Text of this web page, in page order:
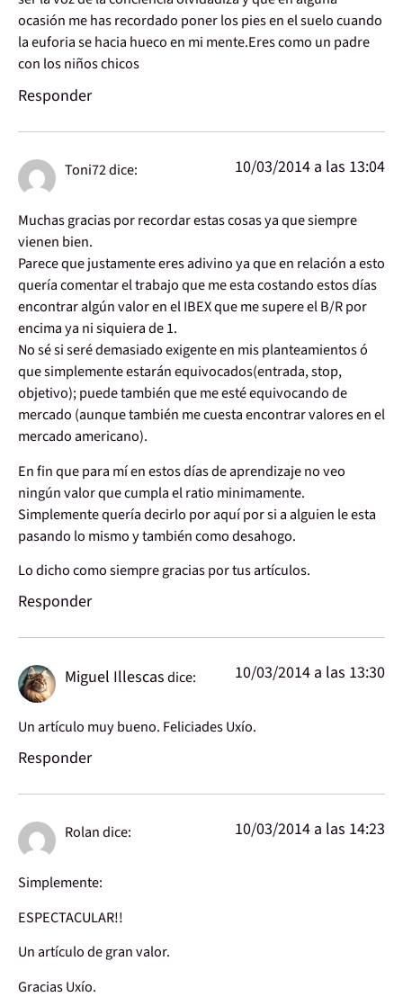
ocasión me has recordado poner los pies en el suelo cuando
la euforia se hacia hueco en mi mente.Eres como un padre
con los niños chicos
Responder
Toni72dice: 10/03/2014 a las 13:04
Muchas gracias por recordar estas cosas ya que siempre
vienen bien.
Parece que justamente eres adivino ya que en relación a esto
quería comentar el trabajo que me esta costando estos días
encontrar algún valor en el IBEX que me supere el B/R por
encima ya ni siquiera de 1.
No sé si seré demasiado exigente en mis planteamientos ó
que simplemente estarán equivocados(entrada, stop,
objetivo); puede también que me esté equivocando de
mercado (aunque también me cuesta encontrar valores en el
mercado americano).
En fin que para mí en estos días de aprendizaje no veo
ningún valor que cumpla el ratio minimamente.
Simplemente quería decirlo por aquí por si a alguien le esta
pasando lo mismo y también como desahogo.
Lo dicho como siempre gracias por tus artículos.
Responder
Miguel Illescasdice: 10/03/2014 a las 13:30
Un artículo muy bueno. Feliciades Uxío.
Responder
Rolandice: 10/03/2014 a las 14:23
Simplemente:
ESPECTACULAR!!
Un artículo de gran valor.
Gracias Uxío.